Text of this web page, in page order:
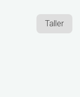
Taller